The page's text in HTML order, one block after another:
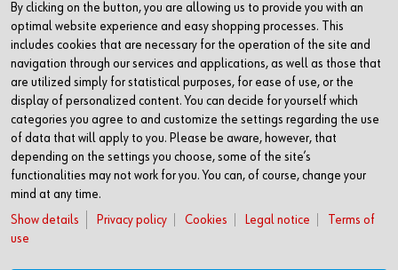
Republic of Korea (17509)
영업사무소
경기도 화성시 동탄기흥로 614
더퍼스트타워2차 1616호(18469)
1616, The First Tower #2,
614,Dongtangiheung-ro,
Hwaseong-si, Gyeonggi-do,
By clicking on the button, you are allowing us to provide you with an
optimal website experience and easy shopping processes. This
includes cookies that are necessary for the operation of the site and
navigation through our services and applications, as well as those that
are utilized simply for statistical purposes, for ease of use, or the
display of personalized content. You can decide for yourself which
categories you agree to and customize the settings regarding the use
of data that will apply to you. Please be aware, however, that
depending on the settings you choose, some of the site’s
functionalities may not work for you. You can, of course, change your
mind at any time.
Show details
Privacy policy Cookies Legal notice
Terms of
use